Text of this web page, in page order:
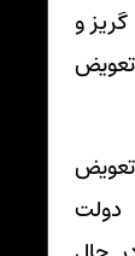
گریز و
دولت